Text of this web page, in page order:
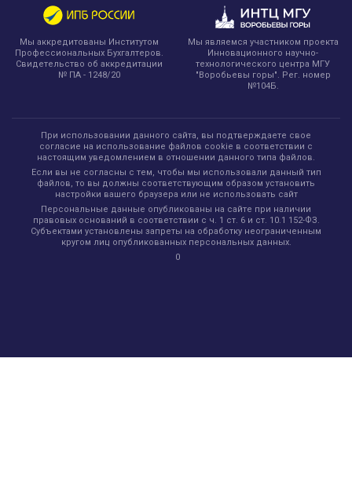
Мы аккредитованы Институтом
Профессиональных Бухгалтеров.
Свидетельство об аккредитации
№ ПА - 1248/20
Мы являемся участником проекта
Инновационного научно-
технологического центра МГУ
"Воробьевы горы". Рег. номер
№104Б.
При использовании данного сайта, вы подтверждаете свое
согласие на использование файлов cookie в соответствии с
настоящим уведомлением в отношении данного типа файлов.
Если вы не согласны с тем, чтобы мы использовали данный тип
файлов, то вы должны соответствующим образом установить
настройки вашего браузера или не использовать сайт
Персональные данные опубликованы на сайте при наличии
правовых оснований в соответствии с ч. 1 ст. 6 и ст. 10.1 152-ФЗ.
Субъектами установлены запреты на обработку неограниченным
кругом лиц опубликованных персональных данных.
0